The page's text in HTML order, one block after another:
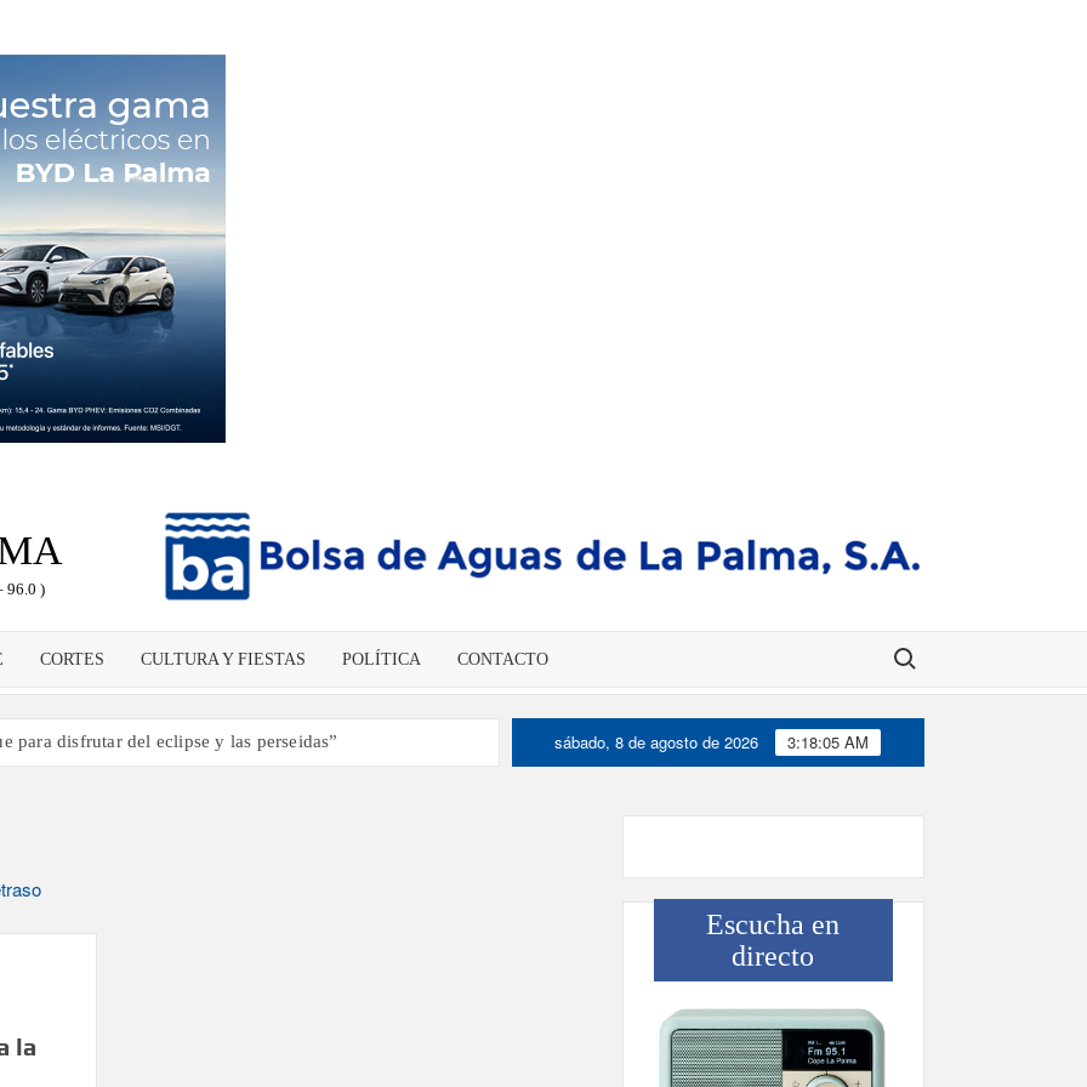
96.0 )
CORTES CULTURA Y FIESTAS POLÍTICA CONTACTO Buscar:
para disfrutar del eclipse y las perseidas”
de 2030 un torneo de ajedrez con 200 jugadores”
dinamizador de Los Llanos de Aridane
y defiende que Tazacorte “avanza y cumple objetivos”
Santa Cruz de La Palma y refuerza el comercio local en su
sábado, 8 de agosto de 2026 3:18:05 AM
la
Escucha en
directo